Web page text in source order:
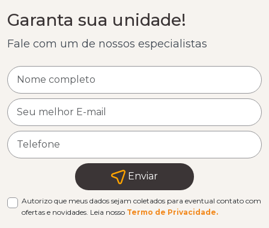
Garanta sua unidade!
Fale com um de nossos especialistas
Enviar
Autorizo que meus dados sejam coletados para eventual contato com
ofertas e novidades. Leia nosso Termo de Privacidade.